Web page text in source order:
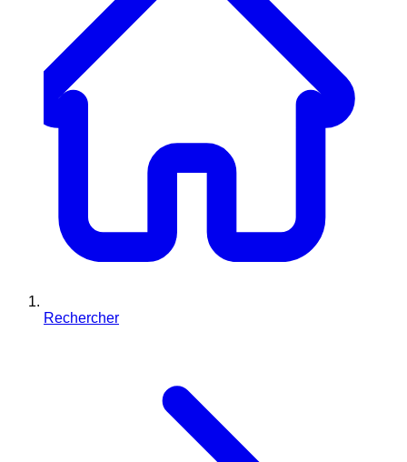
Rechercher